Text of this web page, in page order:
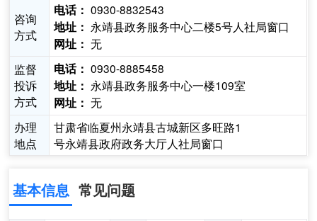
咨询
方式
电话： 0930-8832543
地址： 永靖县政务服务中心二楼5号人社局窗口
网址： 无
监督
投诉
方式
电话： 0930-8885458
地址： 永靖县政务服务中心一楼109室
网址： 无
办理
地点
甘肃省临夏州永靖县古城新区多旺路1
号永靖县政府政务大厅人社局窗口
基本信息 常见问题